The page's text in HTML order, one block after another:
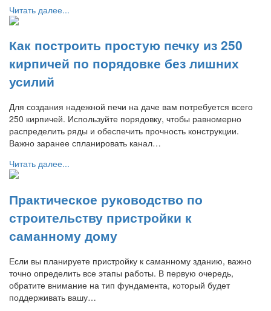
Читать далее...
Как построить простую печку из 250
кирпичей по порядовке без лишних
усилий
Для создания надежной печи на даче вам потребуется всего
250 кирпичей. Используйте порядовку, чтобы равномерно
распределить ряды и обеспечить прочность конструкции.
Важно заранее спланировать канал…
Читать далее...
Практическое руководство по
строительству пристройки к
саманному дому
Если вы планируете пристройку к саманному зданию, важно
точно определить все этапы работы. В первую очередь,
обратите внимание на тип фундамента, который будет
поддерживать вашу…